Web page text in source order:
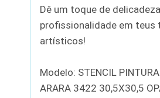
Dê um toque de
profissionalidade em teus
artísticos!
Modelo: STENCIL
ARARA 3422 30,5X30,5